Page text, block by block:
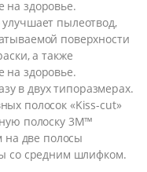
на здоровье.
пылеотвод,
поверхности
а также
на здоровье.
в двух типоразмерах.
полосок «Kiss-cut»
полоску 3M™
на две полосы
со средним шлифком.